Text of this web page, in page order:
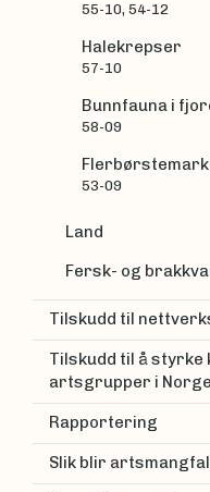
55-10, 54-12
Halekrepser
57-10
Bunnfauna i
58-09
53-09
Land
Fersk- og
Tilskudd til
Tilskudd til å styrke
artsgrupper i Norge
Rapportering
Slik blir